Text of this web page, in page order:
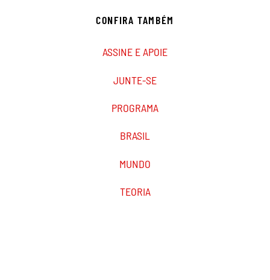
CONFIRA TAMBÉM
ASSINE E APOIE
JUNTE-SE
PROGRAMA
BRASIL
MUNDO
TEORIA